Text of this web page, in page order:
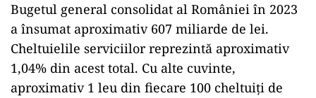
Bugetul general consolidat al României în 2023
a însumat aproximativ 607 miliarde de lei.
Cheltuielile serviciilor reprezintă aproximativ
1,04% din acest total. Cu alte cuvinte,
aproximativ 1 leu din fiecare 100 cheltuiți de